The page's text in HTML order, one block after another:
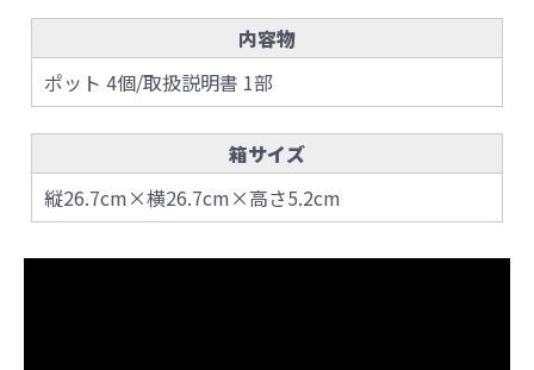
内容物
ポット 4個/取扱説明書 1部
箱サイズ
縦26.7cm×横26.7cm×高さ5.2cm